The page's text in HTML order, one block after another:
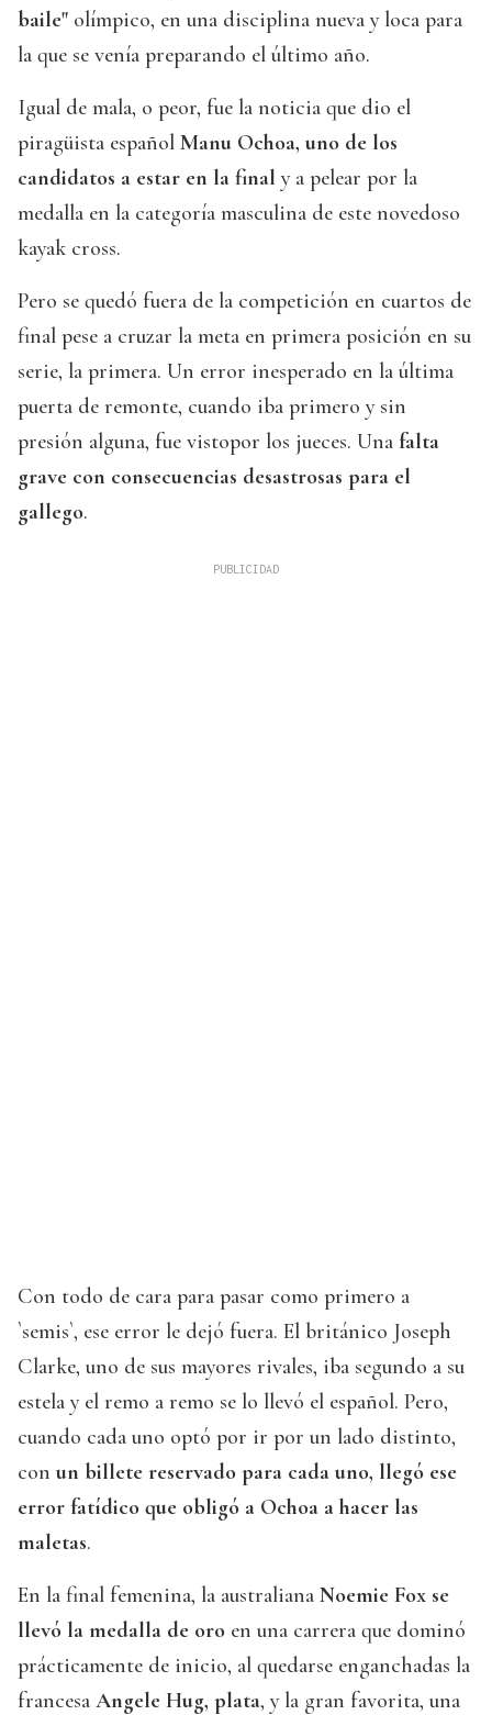
baile" olímpico, en una disciplina nueva y loca para
la que se venía preparando el último año.
Igual de mala, o peor, fue la noticia que dio el
piragüista español Manu Ochoa, uno de los
candidatos a estar en la final y a pelear por la
medalla en la categoría masculina de este novedoso
kayak cross.
Pero se quedó fuera de la competición en cuartos de
final pese a cruzar la meta en primera posición en su
serie, la primera. Un error inesperado en la última
puerta de remonte, cuando iba primero y sin
presión alguna, fue vistopor los jueces. Una falta
grave con consecuencias desastrosas para el
gallego.
Con todo de cara para pasar como primero a
`semis`, ese error le dejó fuera. El británico Joseph
Clarke, uno de sus mayores rivales, iba segundo a su
estela y el remo a remo se lo llevó el español. Pero,
cuando cada uno optó por ir por un lado distinto,
con un billete reservado para cada uno, llegó ese
error fatídico que obligó a Ochoa a hacer las
maletas.
En la final femenina, la australiana Noemie Fox se
llevó la medalla de oro en una carrera que dominó
prácticamente de inicio, al quedarse enganchadas la
francesa Angele Hug, plata, y la gran favorita, una